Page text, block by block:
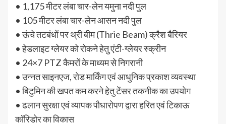
• 1,175 मीटर लंबा चार-लेन यमुना नदी पुल
• 105 मीटर लंबा चार-लेन आसन नदी पुल
• ऊंचे तटबंधों पर थ्री बीम (Thrie Beam) क्रैश बैरियर
• हेडलाइट ग्लेयर को रोकने हेतु एंटी-ग्लेयर स्क्रीन
• 24×7 PTZ कैमरों के माध्यम से निगरानी
• उन्नत साइनएज, रोड मार्किंग एवं आधुनिक प्रकाश व्यवस्था
• बिटुमिन की खपत कम करने हेतु टेंसर तकनीक का उपयोग
• ढलान सुरक्षा एवं व्यापक पौधारोपण द्वारा हरित एवं टिकाऊ
कॉरिडोर का विकास